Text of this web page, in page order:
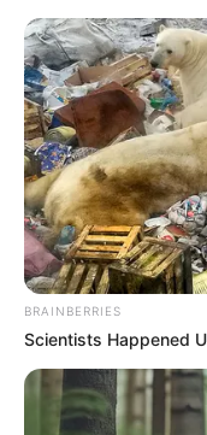
BRAINBERRIES
Scientists Happened